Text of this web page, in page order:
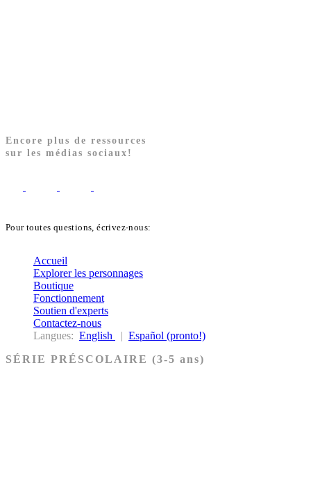
Encore plus de ressources
sur les médias sociaux!
Pour toutes questions, écrivez-nous:
Accueil
Explorer les personnages
Boutique
Fonctionnement
Soutien d'experts
Contactez-nous
Langues: English | Español (pronto!)
SÉRIE PRÉSCOLAIRE (3-5 ans)